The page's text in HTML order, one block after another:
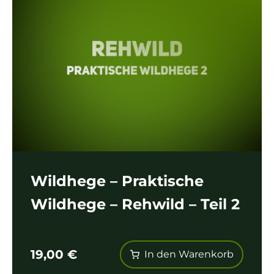
Wildhege – Praktische
Wildhege – Rehwild – Teil 2
19,00 € In den Warenkorb